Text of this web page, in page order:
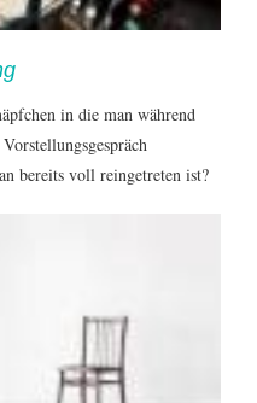
in die man während
bereits voll reingetreten ist?